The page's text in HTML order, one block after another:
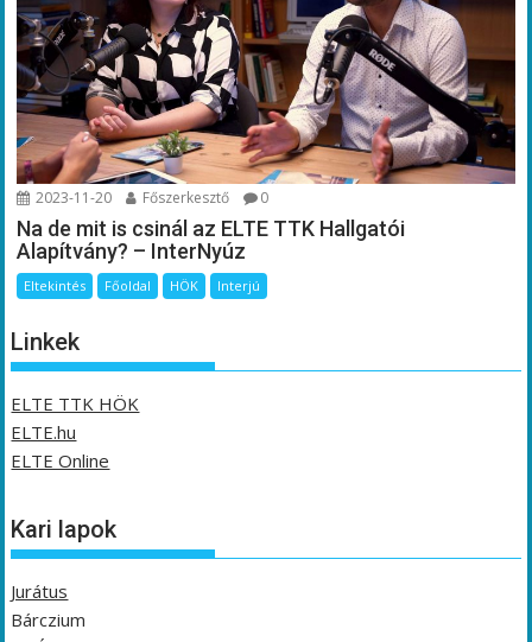
2023-11-20 Főszerkesztő 0
Na de mit is csinál az ELTE TTK Hallgatói
Alapítvány? – InterNyúz
Eltekintés Főoldal HÖK Interjú
Linkek
ELTE TTK HÖK
ELTE.hu
ELTE Online
Kari lapok
Jurátus
Bárczium